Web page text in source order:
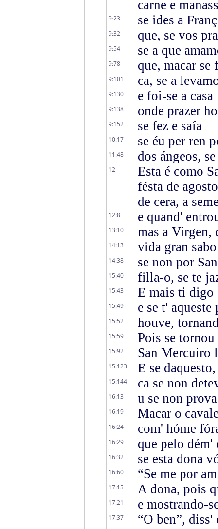
carne e
9:23 se ides a
9:32 que, se vos
9:54 se a que
9:78 que, macar se
9:101 ca, se a
9:130 e foi-se a casa
9:138 onde prazer
9:152 se fez e saía
10:17 se éu per ren
11:48 dos ángeos,
12
Esta é como
fésta de
de cera, a
12:8 e quand'
13:10 mas a Virgen,
14:13 vida gran
14:38 se non por
15:40 filla-o, se te
15:43 E mais ti digo
15:49 e se t'
15:52 houve,
15:59 Pois se tornou
15:92 San Mercuiro
15:123 E se
15:144 ca se non
16:13 u se non
16:19 Macar o
16:24 com' hóme
16:29 que pelo dém'
16:32 se esta dona
16:60 “Se me por
17:15 A dona, pois
17:21 e mostrando-
17:37 “O ben”, diss'